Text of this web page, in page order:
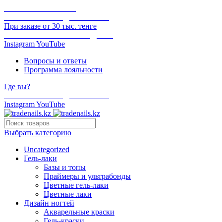
При заказе от 30 тыс. тенге
InstagramYouTube
Вопросы и ответы
Программа лояльности
Где вы?
InstagramYouTube
Выбрать категорию
Uncategorized
Гель-лаки
Базы и топы
Праймеры и ультрабонды
Цветные гель-лаки
Цветные лаки
Дизайн ногтей
Акварельные краски